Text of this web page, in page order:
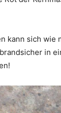
kann sich
in